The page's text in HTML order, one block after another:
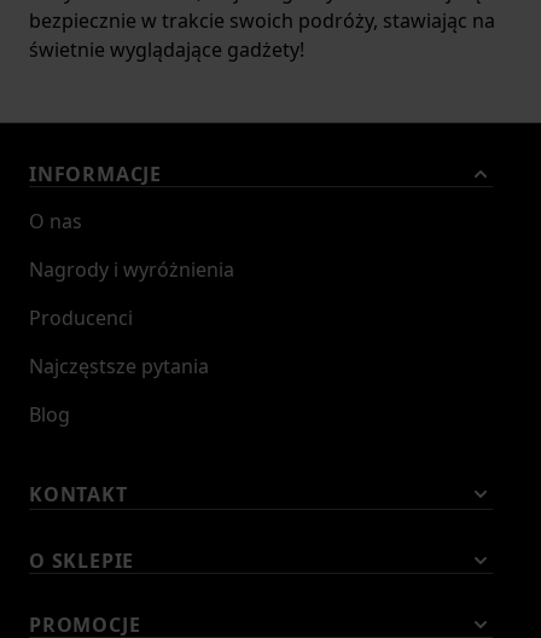
bezpiecznie w trakcie swoich podróży, stawiając na
świetnie wyglądające gadżety!
INFORMACJE
O nas
Nagrody i wyróżnienia
Producenci
Najczęstsze pytania
Blog
KONTAKT
O SKLEPIE
PROMOCJE